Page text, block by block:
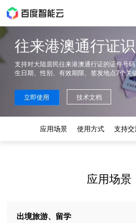
往来港澳通行证
支持对大陆居民往来港澳通行证的证件号
生日期、性别、有效期限、签发地点7个关
立即使用 技术文档
应用场景 使用方式 支持交
应用场景
出境旅游、留学